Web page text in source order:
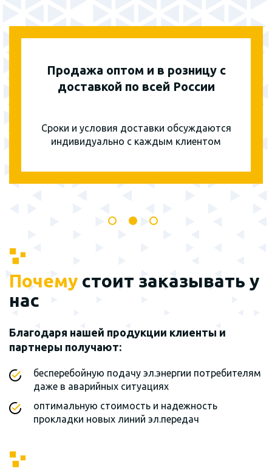
Продажа оптом и в розницу с
доставкой по всей России
Сроки и условия доставки обсуждаются
индивидуально с каждым клиентом
Почему стоит заказывать у
нас
Благодаря нашей продукции клиенты и
партнеры получают:
бесперебойную подачу эл.энергии потребителям
даже в аварийных ситуациях
оптимальную стоимость и надежность
прокладки новых линий эл.передач